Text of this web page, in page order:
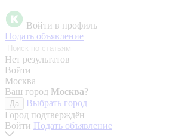
Войти в профиль
Подать объявление
Нет результатов
Войти
Москва
Ваш город Москва?
Да
Выбрать город
Город подтверждён
Войти Подать объявление